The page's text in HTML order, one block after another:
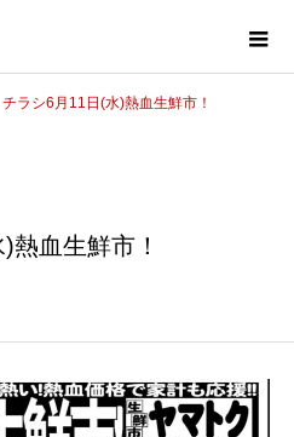
チラシ6月11日(水)熱血生鮮市！
熱血生鮮市！